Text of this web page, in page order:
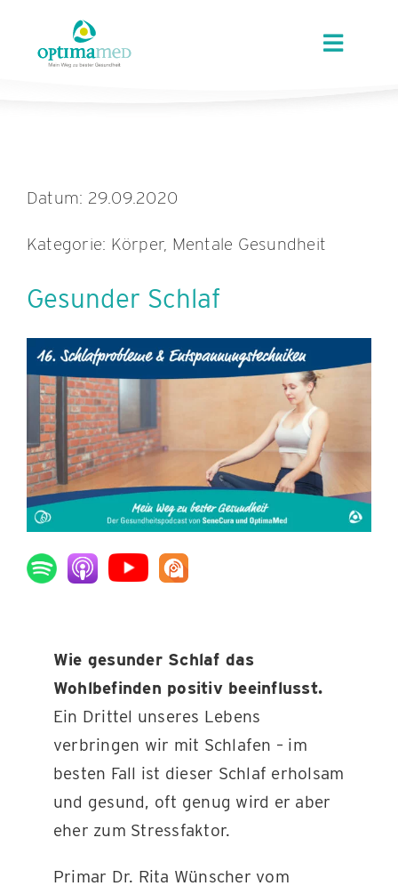
content
Toggle
KARRIERE
AKTUELLES
KONTAKT
Datum: 29.09.2020
Kategorie: Körper, Mentale Gesundheit
Gesunder Schlaf
Wie gesunder Schlaf das
Wohlbefinden positiv beeinflusst.
Ein Drittel unseres Lebens
verbringen wir mit Schlafen – im
besten Fall ist dieser Schlaf erholsam
und gesund, oft genug wird er aber
eher zum Stressfaktor.
Primar Dr. Rita Wünscher vom